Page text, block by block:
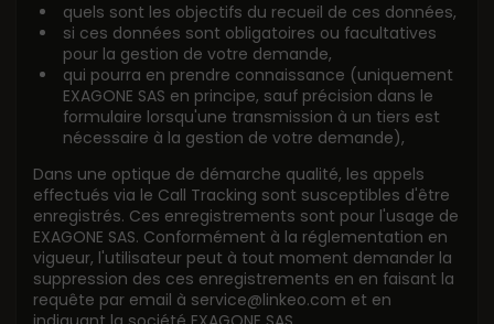
quels sont les objectifs du recueil de ces données,
si ces données sont obligatoires ou facultatives
pour la gestion de votre demande,
qui pourra en prendre connaissance (uniquement
EXAGONE SAS en principe, sauf précision dans le
formulaire lorsqu'une transmission à un tiers est
nécessaire à la gestion de votre demande),
Dans une optique de démarche qualité, les appels
effectués via le Call Tracking sont susceptibles d'être
enregistrés. Ces enregistrements sont pour l'usage de
EXAGONE SAS. Conformément à la réglementation en
vigueur, l'utilisateur peut à tout moment demander la
suppression des ces enregistrements en en faisant la
requête par email à service@linkeo.com et en